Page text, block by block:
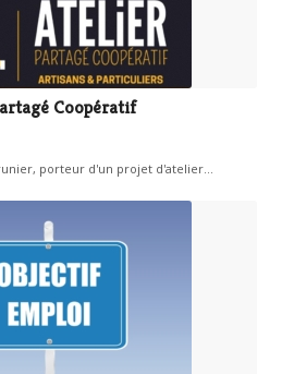
Coopératif
porteur d'un projet d'atelier…